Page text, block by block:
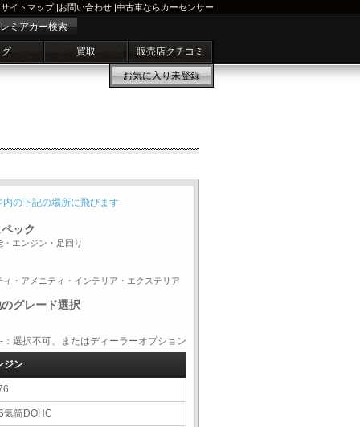
サイトマップ|お問い合わせ |中古車ならカーセンサー
ミアカー検索
買取 販売店クチコミ
お気に入り未登録
内の下記の場所に飛びます
ック
・エンジン・足回り
ィ・アメニティ・インテリア・エクステリア
グレード選択
択不可、またはディーラーオプション
ジン
気筒DOHC